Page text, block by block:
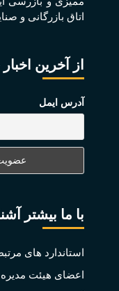
اتاق بازرگانی و
از آخرین
آدرس ایمل
با ما بیشتر
استاندارد های
اعضای هیئت مدیره